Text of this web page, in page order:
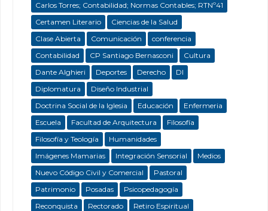
Carlos Torres; Contabilidad; Normas Contables; RTNº41
Certamen Literario
Ciencias de la Salud
Clase Abierta
Comunicación
conferencia
Contabilidad
CP Santiago Bernasconi
Cultura
Dante Alghieri
Deportes Derecho
DI
Diplomatura
Diseño Industrial
Doctrina Social de la Iglesia
Educación
Enfermeria
Escuela
Facultad de Arquitectura
Filosofía
Filosofía y Teología
Humanidades
Imágenes Mamarias
Integración Sensorial
Medios
Nuevo Código Civil y Comercial
Pastoral
Patrimonio
Posadas
Psicopedagogía
Reconquista
Rectorado
Retiro Espiritual